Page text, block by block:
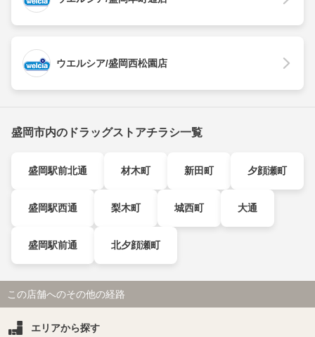
ウエルシア/盛岡西松園店
盛岡市内のドラッグストアチラシ一覧
盛岡駅前北通 材木町 新田町 夕顔瀬町
盛岡駅西通 梨木町 城西町 大通
盛岡駅前通 北夕顔瀬町
この店舗へのその他の経路
エリアから探す